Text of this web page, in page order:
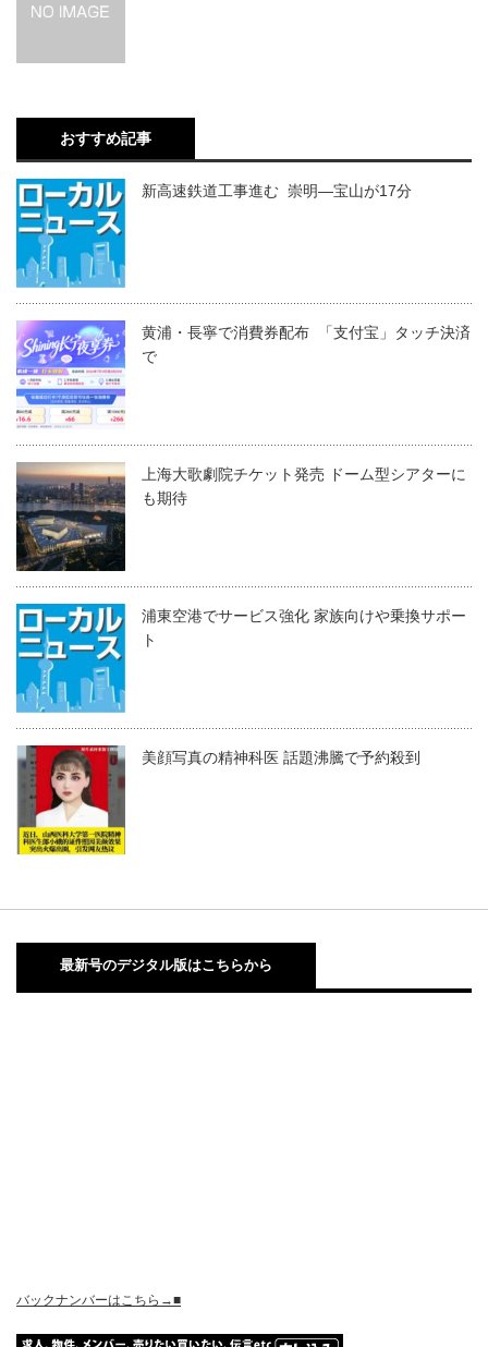
おすすめ記事
新高速鉄道工事進む 崇明―宝山が17分
黄浦・長寧で消費券配布 「支付宝」タッチ決済
で
上海大歌劇院チケット発売 ドーム型シアターに
も期待
浦東空港でサービス強化 家族向けや乗換サポー
ト
美顔写真の精神科医 話題沸騰で予約殺到
最新号のデジタル版はこちらから
バックナンバーはこちら→■